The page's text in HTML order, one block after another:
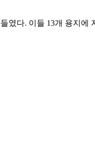
였다. 이들 13개 용지에